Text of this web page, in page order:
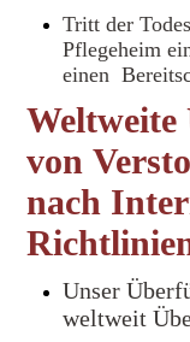
Tritt der
Pflegeheim
einen
von
nach
Unser
weltweit